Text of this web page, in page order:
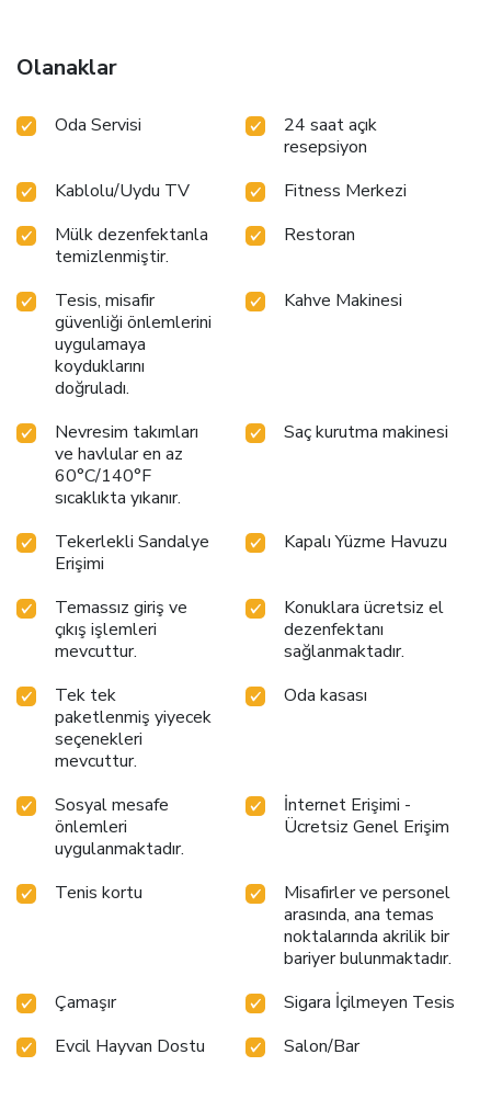
Olanaklar
Oda Servisi
24 saat açık
resepsiyon
Kablolu/Uydu TV
Fitness Merkezi
Mülk dezenfektanla
temizlenmiştir.
Restoran
Tesis, misafir
güvenliği önlemlerini
uygulamaya
koyduklarını
doğruladı.
Kahve Makinesi
Nevresim takımları
ve havlular en az
60°C/140°F
sıcaklıkta yıkanır.
Saç kurutma makinesi
Tekerlekli Sandalye
Erişimi
Kapalı Yüzme Havuzu
Temassız giriş ve
çıkış işlemleri
mevcuttur.
Konuklara ücretsiz el
dezenfektanı
sağlanmaktadır.
Tek tek
paketlenmiş yiyecek
seçenekleri
mevcuttur.
Oda kasası
Sosyal mesafe
önlemleri
uygulanmaktadır.
İnternet Erişimi -
Ücretsiz Genel Erişim
Tenis kortu
Misafirler ve personel
arasında, ana temas
noktalarında akrilik bir
bariyer bulunmaktadır.
Çamaşır
Sigara İçilmeyen Tesis
Evcil Hayvan Dostu
Salon/Bar